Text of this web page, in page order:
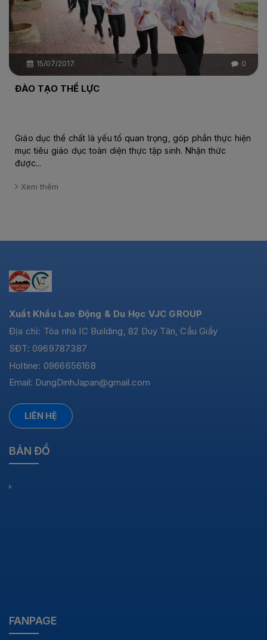
15/07/2017 0
ĐÀO TẠO THỂ LỰC
Giáo dục thể chất là yếu tố quan trọng, góp phần thực hiện
mục tiêu giáo dục toàn diện thực tập sinh. Nhận thức
được...
Xem thêm
Xuất Khẩu Lao Động & Du Học VJC GROUP
Địa chỉ: Tòa nhà IC Building, 82 Duy Tân, Cầu Giấy
SĐT: 0969787387
Holtine: 0966656168
Email: DungDinhJapan@gmail.com
LIÊN HỆ
BẢN ĐỒ
FANPAGE